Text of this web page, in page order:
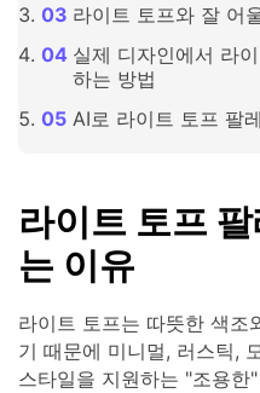
라이트 토프와 잘 어
실제 디자인에서 라
하는 방법
AI로 라이트 토프 팔
라이트 토프
는 이유
라이트 토프는 따뜻한 색조
기 때문에 미니멀, 러스틱,
스타일을 지원하는 "조용한